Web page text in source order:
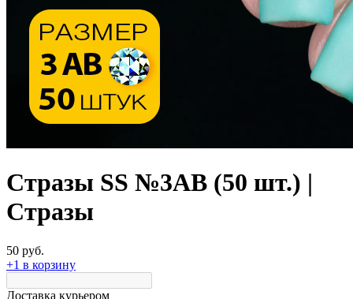
Стразы SS №3AB (50 шт.) |
Стразы
50 руб.
+1 в корзину
Доставка курьером